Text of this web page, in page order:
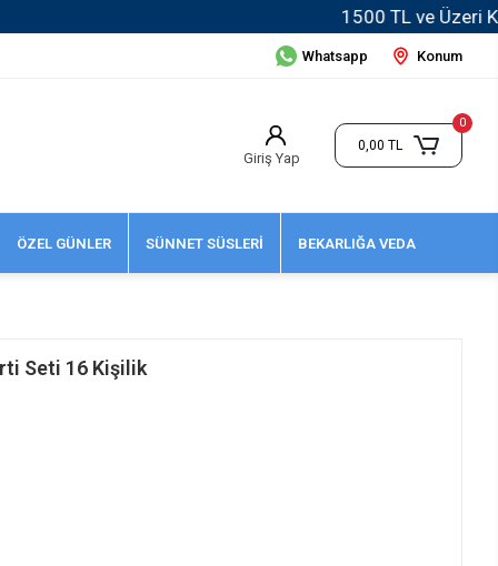
Whatsapp Konum
Giriş Yap
0
0,00 TL
ÖZEL GÜNLER SÜNNET SÜSLERİ BEKARLIĞA VEDA
Seti 16 Kişilik